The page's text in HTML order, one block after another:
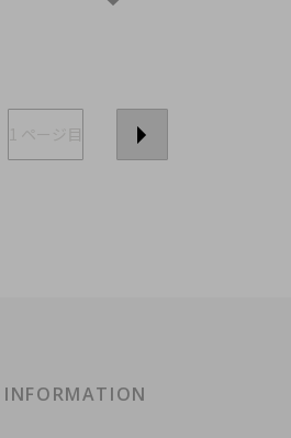
1 ページ目
INFORMATION